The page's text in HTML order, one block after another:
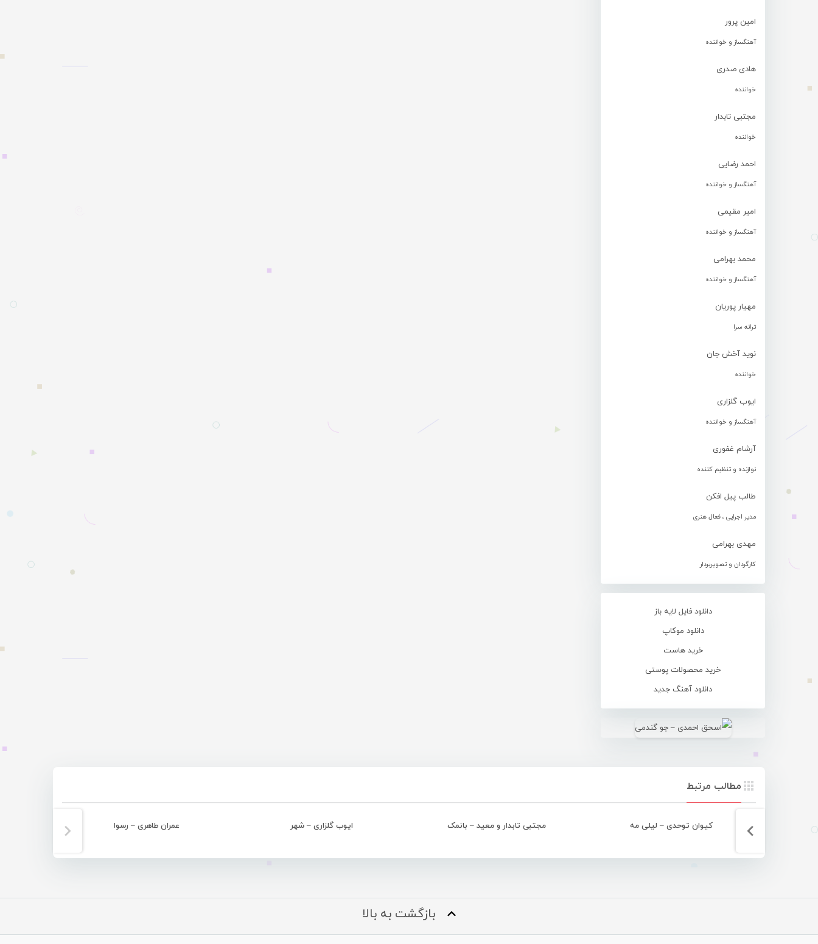
امین پرور
آهنگساز و خواننده
هادی صدری
خواننده
مجتبی تابدار
خواننده
احمد رضایی
آهنگساز و خواننده
امیر مقیمی
آهنگساز و خواننده
محمد بهرامی
آهنگساز و خواننده
مهیار پوریان
ترانه سرا
نوید آخش جان
خواننده
ایوب گلزاری
آهنگساز و خواننده
آرشام غفوری
نوازنده و تنظیم کننده
طالب پیل افکن
مدیر اجرایی ، فعال هنری
مهدی بهرامی
کارگردان و تصویربردار
دانلود فایل لایه باز
دانلود موکاپ
خرید هاست
خرید محصولات پوستی
دانلود آهنگ جدید
مطالب مرتبط
کیوان توحدی – لیلی مه مجتبی تابدار و معید – بانمک ایوب گلزاری – شهر عمران طاهری – رسوا
بازگشت به بالا